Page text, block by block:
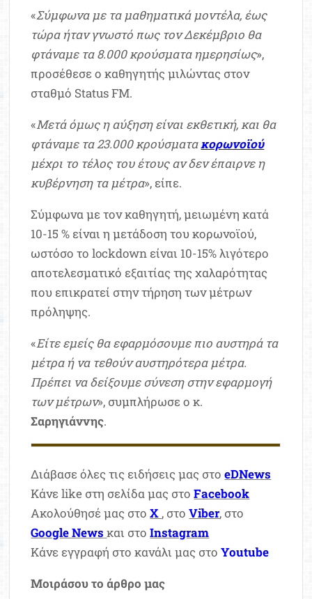
«Σύμφωνα με τα μαθηματικά μοντέλα, έως
τώρα ήταν γνωστό πως τον Δεκέμβριο θα
φτάναμε τα 8.000 κρούσματα ημερησίως»,
προσέθεσε ο καθηγητής μιλώντας στον
σταθμό Status FM.
«Μετά όμως η αύξηση είναι εκθετική, και θα
φτάναμε τα 23.000 κρούσματακορωνοϊού
μέχρι το τέλος του έτους αν δεν έπαιρνε η
κυβέρνηση τα μέτρα», είπε.
Σύμφωνα με τον καθηγητή, μειωμένη κατά
10-15 % είναι η μετάδοση του κορωνοϊού,
ωστόσο το lockdown είναι 10-15% λιγότερο
αποτελεσματικό εξαιτίας της χαλαρότητας
που επικρατεί στην τήρηση των μέτρων
πρόληψης.
«Είτε εμείς θα εφαρμόσουμε πιο αυστηρά τα
μέτρα ή να τεθούν αυστηρότερα μέτρα.
Πρέπει να δείξουμε σύνεση στην εφαρμογή
των μέτρων», συμπλήρωσε ο κ.
Σαρηγιάννης.
Διάβασε όλες τις ειδήσεις μας στοeDNews
Κάνε like στη σελίδα μας στοFacebook
Ακολούθησέ μας στοX , στοViber, στο
Google News και στοInstagram
Κάνε εγγραφή στο κανάλι μας στοYoutube
Μοιράσου το άρθρο μας